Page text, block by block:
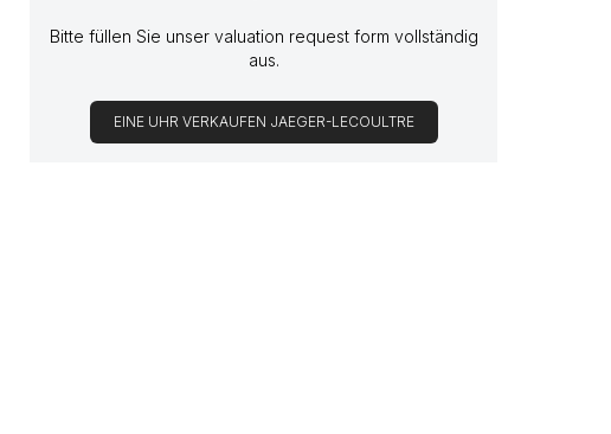
Bitte füllen Sie unser valuation request form vollständig
aus.
EINE UHR VERKAUFEN JAEGER-LECOULTRE